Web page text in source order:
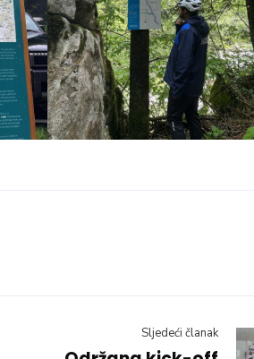
Sljedeći članak